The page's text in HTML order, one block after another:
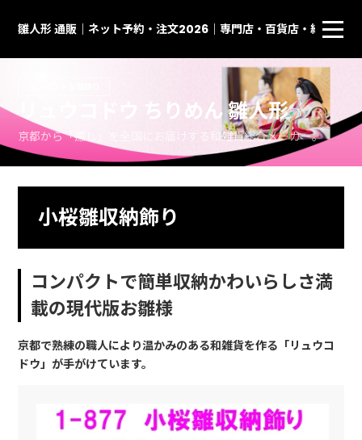
雛人形 通販｜ネット予約・注文2026｜専門店・百貨店・総合通販
リュウコドウ ちりめん 雛人形
京都から「癒し」を全国にお届けする和雑貨総合メーカー。
小桜雛収納飾り
コンパクトで簡単収納かわいらしさ満
載の現代版お雛様
京都で熟練の職人により温かみのある和雑貨を作る「リュウコ
ドウ」が手がけています。